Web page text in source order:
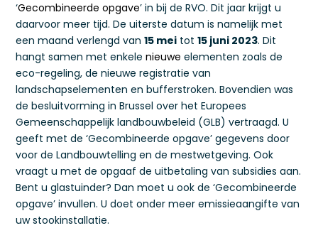
‘Gecombineerde opgave’ in bij de RVO. Dit jaar krijgt u
daarvoor meer tijd. De uiterste datum is namelijk met
een maand verlengd van15 mei tot15 juni 2023. Dit
hangt samen met enkelenieuwe elementen zoals de
eco-regeling, de nieuwe registratie van
landschapselementen en bufferstroken. Bovendien was
de besluitvorming in Brussel over het Europees
Gemeenschappelijk landbouwbeleid (GLB) vertraagd. U
geeft met de ‘Gecombineerde opgave’ gegevens door
voor de Landbouwtelling en de mestwetgeving. Ook
vraagt u met de opgaaf de uitbetaling van subsidies aan.
Bent u glastuinder? Dan moet u ook de ‘Gecombineerde
opgave’ invullen. U doet onder meer emissieaangifte van
uw stookinstallatie.